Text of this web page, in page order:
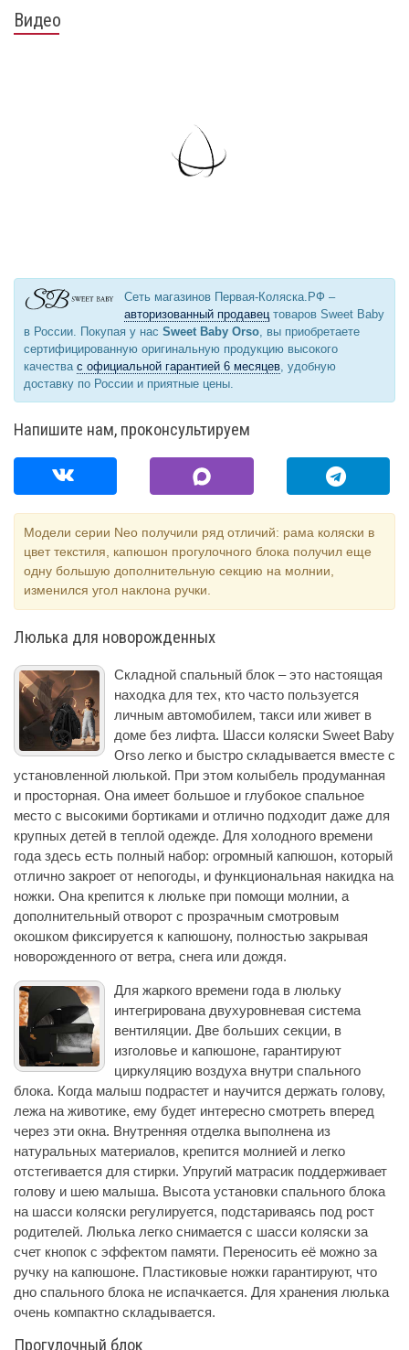
Видео
Сеть магазинов Первая-Коляска.РФ –
авторизованный продавецтоваров Sweet Baby
в России. Покупая у нас Sweet Baby Orso, вы приобретаете
сертифицированную оригинальную продукцию высокого
качества с официальной гарантией 6 месяцев, удобную
доставку по России и приятные цены.
Напишите нам, проконсультируем
Модели серии Neo получили ряд отличий: рама коляски в
цвет текстиля, капюшон прогулочного блока получил еще
одну большую дополнительную секцию на молнии,
изменился угол наклона ручки.
Люлька для новорожденных
Складной спальный блок – это настоящая
находка для тех, кто часто пользуется
личным автомобилем, такси или живет в
доме без лифта. Шасси коляски Sweet Baby
Orso легко и быстро складывается вместе с
установленной люлькой. При этом колыбель продуманная
и просторная. Она имеет большое и глубокое спальное
место с высокими бортиками и отлично подходит даже для
крупных детей в теплой одежде. Для холодного времени
года здесь есть полный набор: огромный капюшон, который
отлично закроет от непогоды, и функциональная накидка на
ножки. Она крепится к люльке при помощи молнии, а
дополнительный отворот с прозрачным смотровым
окошком фиксируется к капюшону, полностью закрывая
новорожденного от ветра, снега или дождя.
Для жаркого времени года в люльку
интегрирована двухуровневая система
вентиляции. Две больших секции, в
изголовье и капюшоне, гарантируют
циркуляцию воздуха внутри спального
блока. Когда малыш подрастет и научится держать голову,
лежа на животике, ему будет интересно смотреть вперед
через эти окна. Внутренняя отделка выполнена из
натуральных материалов, крепится молнией и легко
отстегивается для стирки. Упругий матрасик поддерживает
голову и шею малыша. Высота установки спального блока
на шасси коляски регулируется, подстариваясь под рост
родителей. Люлька легко снимается с шасси коляски за
счет кнопок с эффектом памяти. Переносить её можно за
ручку на капюшоне. Пластиковые ножки гарантируют, что
дно спального блока не испачкается. Для хранения люлька
очень компактно складывается.
Прогулочный блок